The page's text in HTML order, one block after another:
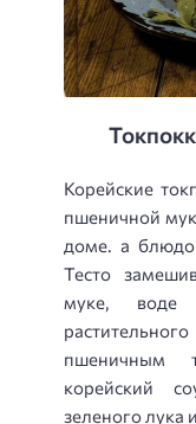
Корейские
пшеничной
доме. а блюдо
Тесто
муке, воде
пшеничным
корейский
зеленого лука